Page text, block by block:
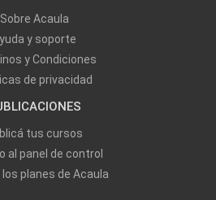
Sobre Acaula
y soporte
y Condiciones
de privacidad
tus cursos
al panel de control
planes de Acaula